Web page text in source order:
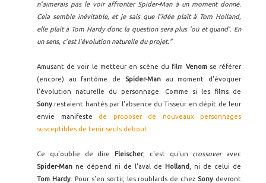
n'aimerais pas le voir affronter Spider-Man à un moment donné.
Cela semble inévitable, et je sais que l'idée plaît à Tom Holland,
elle plaît à Tom Hardy donc la question sera plus 'où et quand'. En
un sens, c'est l'évolution naturelle du projet."
Amusant de voir le metteur en scène du film Venomse référer
(encore) au fantôme de Spider-Manau moment d'évoquer
l'évolution naturelle du personnage. Comme si les films de
Sony restaient hantés par l'absence du Tisseur en dépit de leur
envie manifeste de proposer de nouveaux personnages
susceptibles de tenir seuls debout
Ce qu'oublie de dire Fleischer, c'est qu'un crossoveravec
Spider-Man ne dépend ni de l'aval de Holland
, ni de celui de
Tom Hardy. Pour s'en sortir, les roublards de chez Sony devront